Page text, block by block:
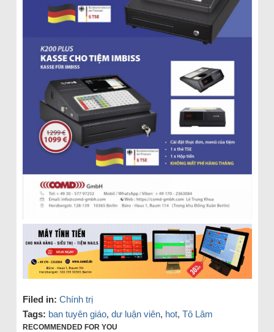
Filed in: Chính trị
Tags: ban tuyên giáo, dư luận viên, hot, Tô Lâm
RECOMMENDED FOR YOU